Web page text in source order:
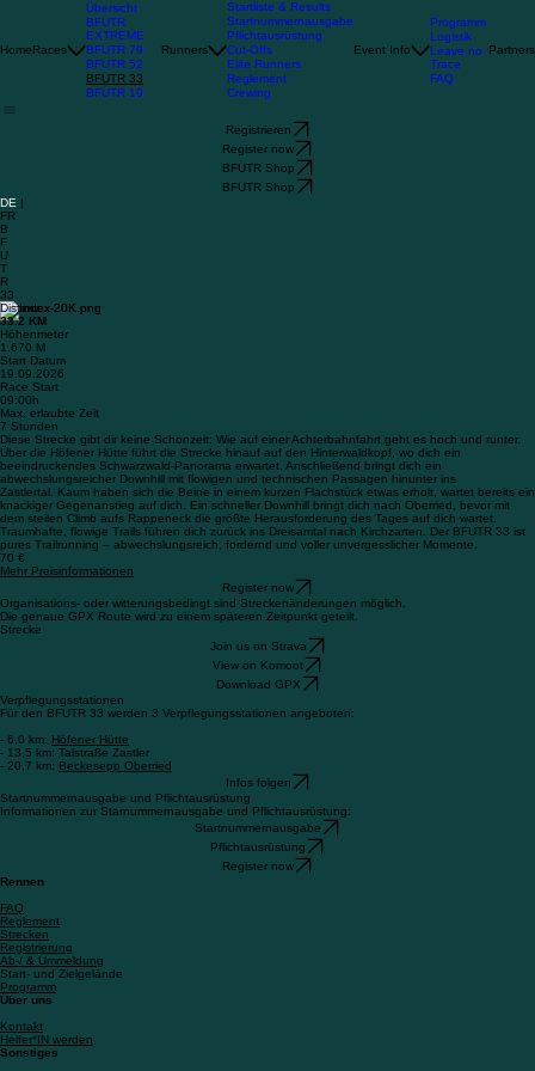
HomeRaces
Übersicht
BFUTR
EXTREME
BFUTR 79
BFUTR 52
BFUTR 33
BFUTR 19
Runners
Startliste & Results
Startnummernausgabe
Pflichtausrüstung
Cut-Offs
Elite Runners
Reglement
Crewing
Event Info
Programm
Logistik
Leave no
Trace
FAQ
Partners
Registrieren
Register now
BFUTR Shop
BFUTR Shop
DE |
FR
B
F
U
T
R
33
Distanz
33.2 KM
Höhenmeter
1.670 M
Start Datum
19.09.2026
Race Start
09:00h
Max. erlaubte Zeit
7 Stunden
Diese Strecke gibt dir keine Schonzeit: Wie auf einer Achterbahnfahrt geht es hoch und runter.
Über die Höfener Hütte führt die Strecke hinauf auf den Hinterwaldkopf, wo dich ein
beeindruckendes Schwarzwald-Panorama erwartet. Anschließend bringt dich ein
abwechslungsreicher Downhill mit flowigen und technischen Passagen hinunter ins
Zastlertal. Kaum haben sich die Beine in einem kurzen Flachstück etwas erholt, wartet bereits ein
knackiger Gegenanstieg auf dich. Ein schneller Downhill bringt dich nach Oberried, bevor mit
dem steilen Climb aufs Rappeneck die größte Herausforderung des Tages auf dich wartet.
Traumhafte, flowige Trails führen dich zurück ins Dreisamtal nach Kirchzarten. Der BFUTR 33 ist
pures Trailrunning – abwechslungsreich, fordernd und voller unvergesslicher Momente.
70 €
Mehr Preisinformationen
Register now
Organisations- oder witterungsbedingt sind Streckenänderungen möglich.
Die genaue GPX Route wird zu einem späteren Zeitpunkt geteilt.
Strecke
Join us on Strava
View on Komoot
Download GPX
Verpflegungsstationen
Für den BFUTR 33 werden 3 Verpflegungsstationen angeboten:
- 6,0 km: Höfener Hütte
- 13,5 km: Talstraße Zastler
- 20,7 km: Beckesepp Oberried
Infos folgen
Startnummernausgabe und Pflichtausrüstung
Informationen zur Starnummernausgabe und Pflichtausrüstung:
Startnummernausgabe
Pflichtausrüstung
Register now
Rennen
FAQ
Reglement
Strecken
Registrierung
Ab-/ & Ummeldung
Start- und Zielgelände
Programm
Über uns
Kontakt
Helfer*IN werden
Sonstiges